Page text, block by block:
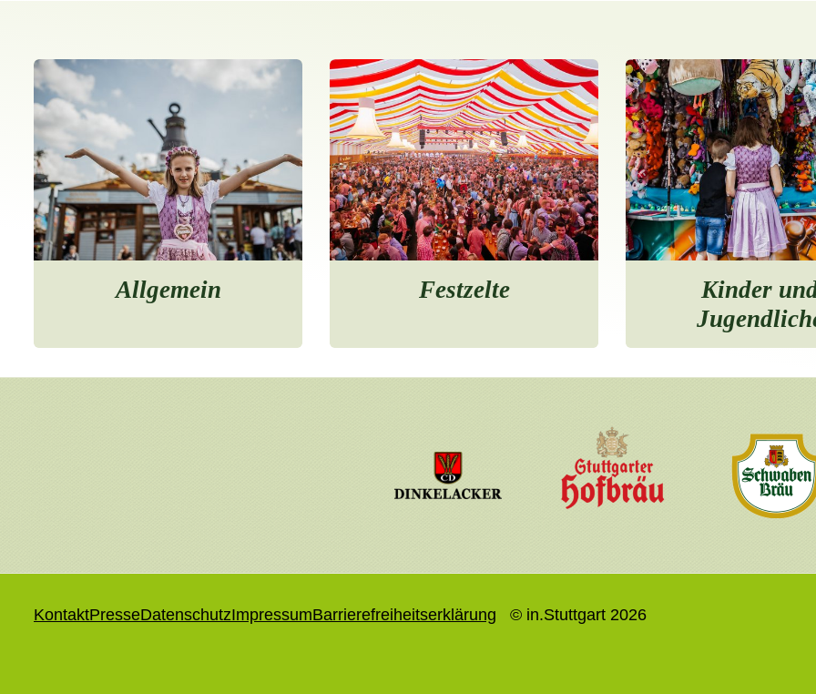
Allgemein Festzelte
Kinder
KontaktPresseDatenschutzImpressumBarrierefreiheitserklärung © in.Stuttgart 2026